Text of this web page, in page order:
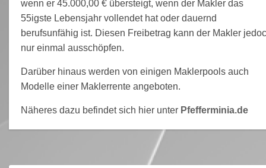
wenn er 45.000,00 € übersteigt, wenn der Makler das
55igste Lebensjahr vollendet hat oder dauernd
berufsunfähig ist. Diesen Freibetrag kann der Makler
nur einmal ausschöpfen.
Darüber hinaus werden von einigen Maklerpools auch
Modelle einer Maklerrente angeboten.
Näheres dazu befindet sich hier unter Pfefferminia.de